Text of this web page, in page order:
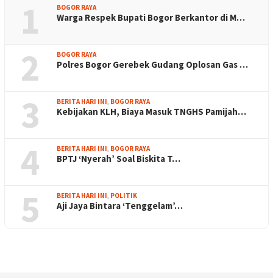
1 BOGOR RAYA
Warga Respek Bupati Bogor Berkantor di M…
2 BOGOR RAYA
Polres Bogor Gerebek Gudang Oplosan Gas …
3 BERITA HARI INI, BOGOR RAYA
Kebijakan KLH, Biaya Masuk TNGHS Pamijah…
4 BERITA HARI INI, BOGOR RAYA
BPTJ ‘Nyerah’ Soal Biskita T…
5 BERITA HARI INI, POLITIK
Aji Jaya Bintara ‘Tenggelam’…